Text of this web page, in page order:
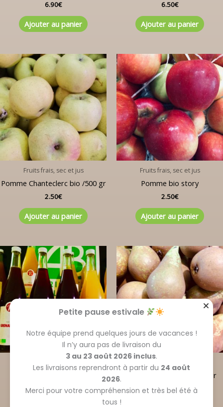
6.90€
Ajouter au panier
6.50€
Ajouter au panier
Fruits frais, sec et jus
Pomme Chanteclerc bio /500 gr
2.50€
Ajouter au panier
Fruits frais, sec et jus
Pomme bio story
2.50€
Ajouter au panier
8.90 €
Poire conférence Bio /500gr
3.50€
Petite pause estivale
Notre équipe prend quelques jours de vacances !
Il n’y aura pas de livraison du
3 au 23 août 2026 inclus.
Les livraisons reprendront à partir du 24 août
2026.
Merci pour votre compréhension et très bel été à
tous !